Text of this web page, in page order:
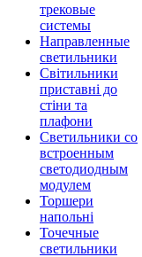
трековые
системы
Направленные
светильники
Світильники
приставні до
стіни та
плафони
Светильники со
встроенным
светодиодным
модулем
Торшери
напольні
Точечные
светильники